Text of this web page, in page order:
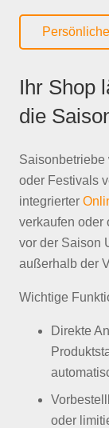
Ihr Shop
die
Saisonbetriebe
oder Festivals
integrierter
verkaufen oder
vor der Saison
außerhalb der
Wichtige
Direkte
oder